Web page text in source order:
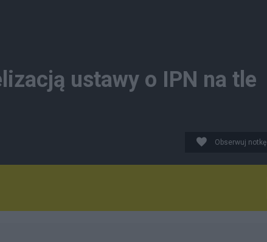
ustawy o IPN na tle
Obserwuj notkę